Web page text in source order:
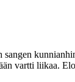
sangen
vartti liikaa.